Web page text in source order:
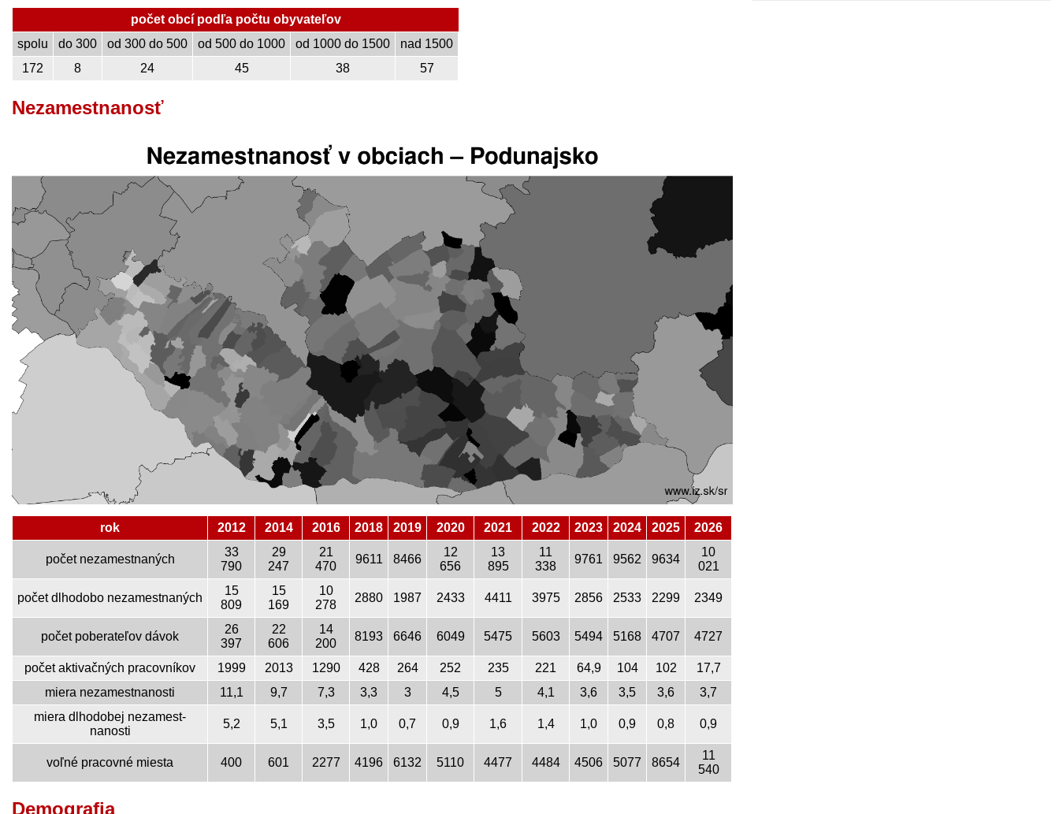
počet obcí podľa počtu obyvateľov
spolu
do 300 od 300 do 500 od 500 do 1000 od 1000 do 1500
nad 1500
172
8 24 45 38 57
Nezamest­nanosť
rok 2012 2014 2016 2018 2019 2020 2021 2022 2023 2024 2025 2026
počet nezamest­naných
33
790
29
247
21
470
9611 8466
12
656
13
895
11
338
9761 9562 9634
10
021
počet dlhodobo nezamest­naných
15
809
15
169
10
278
2880 1987 2433 4411 3975 2856 2533 2299 2349
počet poberateľov dávok
26
397
22
606
14
200
8193 6646 6049 5475 5603 5494 5168 4707 4727
počet aktivačných pracovníkov 1999 2013 1290 428 264 252 235 221 64,9 104 102
17,7
miera nezamest­nanosti
11,1 9,7 7,3 3,3 3 4,5 5 4,1 3,6 3,5 3,6
3,7
miera dlhodobej nezamest­
nanosti
5,2 5,1 3,5 1,0 0,7 0,9 1,6 1,4 1,0 0,9 0,8 0,9
voľné pracovné miesta 400 601 2277 4196 6132 5110 4477 4484 4506 5077 8654
11
540
Demografia